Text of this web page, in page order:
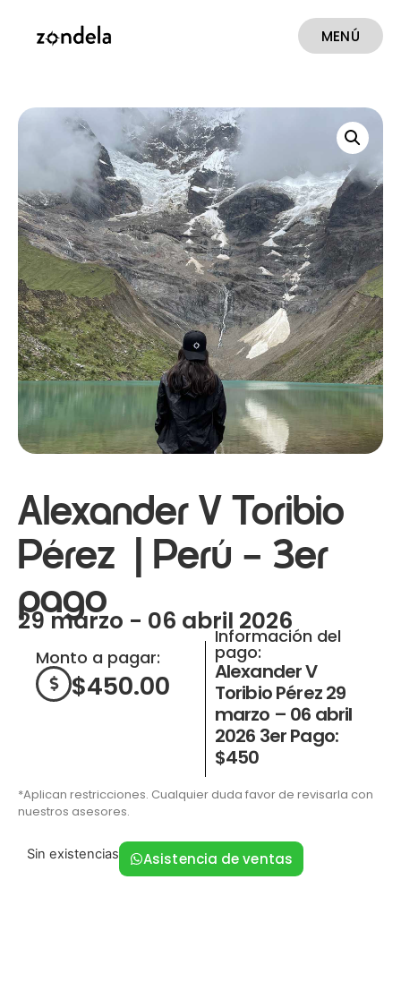
MENÚ
Alexander V Toribio
Pérez | Perú – 3er
pago
29 marzo - 06 abril 2026
Monto a pagar:
$450.00
Información del
pago:
Alexander V
Toribio Pérez 29
marzo – 06 abril
2026 3er Pago:
$450
*Aplican restricciones. Cualquier duda favor de revisarla con
nuestros asesores.
Sin existencias Asistencia de ventas